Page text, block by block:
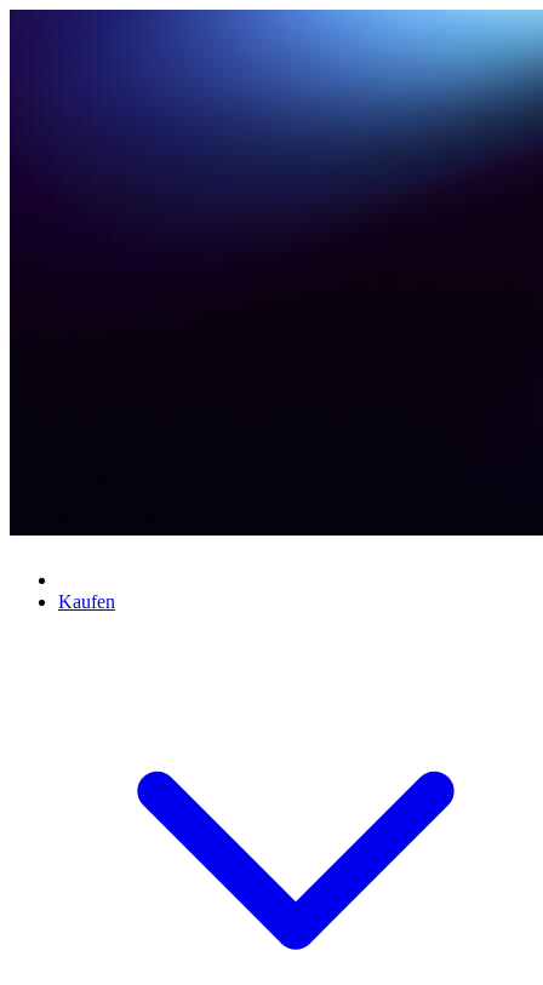
Kaufen